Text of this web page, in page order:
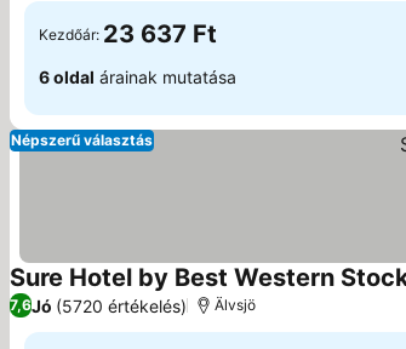
Kezdőár: 23 637 Ft
6 oldal árainak mutatása
Népszerű választás
Sure Hotel by Best Western
7,6Jó (5720 értékelés) Älvsjö